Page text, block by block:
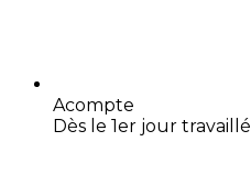
Acompte
Dès le 1er jour travaillé